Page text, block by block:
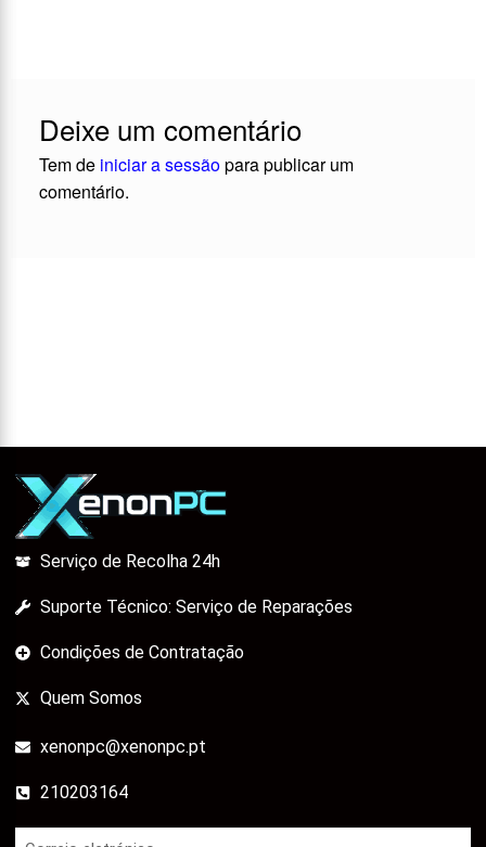
Deixe um comentário
Tem de iniciar a sessãopara publicar um
comentário.
Serviço de Recolha 24h
Suporte Técnico: Serviço de Reparações
Condições de Contratação
Quem Somos
xenonpc@xenonpc.pt
210203164